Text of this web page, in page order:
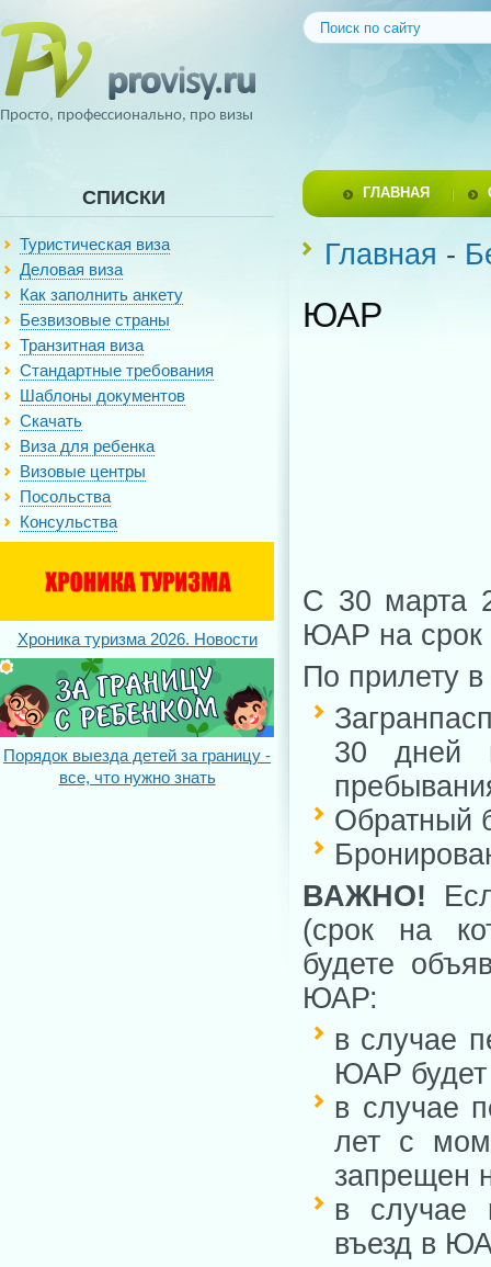
Просто, профессионально, про визы
СПИСКИ
Туристическая виза
Деловая виза
Как заполнить анкету
Безвизовые страны
Транзитная виза
Стандартные требования
Шаблоны документов
Скачать
Виза для ребенка
Визовые центры
Посольства
Консульства
Хроника туризма 2026. Новости
Порядок выезда детей за границу -
все, что нужно знать
ГЛАВНАЯ
Главная -
ЮАР
С 30 марта
ЮАР на срок
По прилету
30 дней
Обратный
ВАЖНО!
(срок на
будете
ЮАР:
в случае
ЮАР
в случае
лет с
запрещен
в случае
въезд в